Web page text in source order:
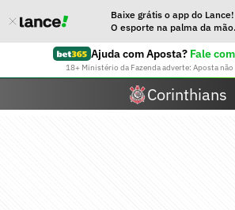
Baixe grátis o app do Lance!
O esporte na palma da mão.
Ajuda com Aposta? Fale
18+ Ministério da Fazenda adverte: Aposta
Corinthians